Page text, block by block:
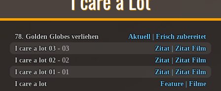
78. Golden Globes verliehen Aktuell | Frisch zubereitet
I care a lot 03- 03 Zitat | Zitat Film
I care a lot 02 - 02 Zitat | Zitat Film
I care a lot 01 - 01 Zitat | Zitat Film
I care a lot
Feature| Filme